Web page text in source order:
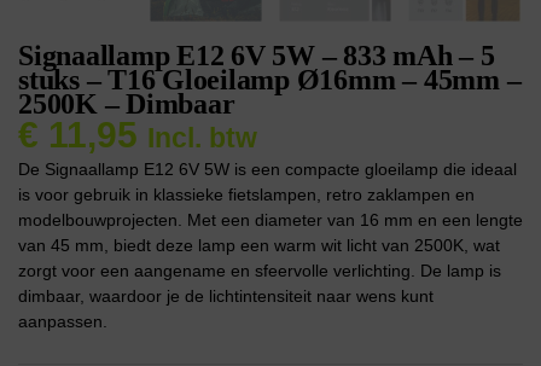
Signaallamp E12 6V 5W – 833 mAh – 5
stuks – T16 Gloeilamp Ø16mm – 45mm –
2500K – Dimbaar
€ 11,95 Incl. btw
De Signaallamp E12 6V 5W is een compacte gloeilamp die ideaal
is voor gebruik in klassieke fietslampen, retro zaklampen en
modelbouwprojecten. Met een diameter van 16 mm en een lengte
van 45 mm, biedt deze lamp een warm wit licht van 2500K, wat
zorgt voor een aangename en sfeervolle verlichting. De lamp is
dimbaar, waardoor je de lichtintensiteit naar wens kunt
aanpassen.